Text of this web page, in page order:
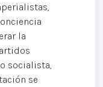
la
socialista,
se